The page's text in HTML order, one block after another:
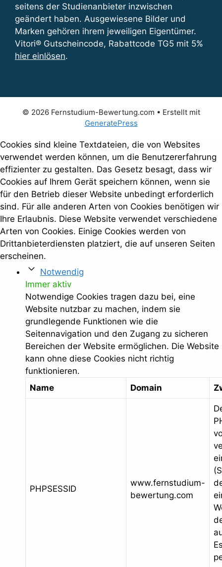
seitens der Studienanbieter inzwischen
geändert haben. Ausgewiesene Bilder und
Marken gehören ihrem jeweiligen Eigentümer.
Vitori® Gutscheincode, Rabattcode TG5 mit 5%
hier einlösen.
© 2026 Fernstudium-Bewertung.com • Erstellt mit
GeneratePress
Cookies sind kleine Textdateien, die von Websites
verwendet werden können, um die Benutzererfahrung
effizienter zu gestalten. Das Gesetz besagt, dass wir
Cookies auf Ihrem Gerät speichern können, wenn sie
für den Betrieb dieser Website unbedingt erforderlich
sind. Für alle anderen Arten von Cookies benötigen wir
Ihre Erlaubnis. Diese Website verwendet verschiedene
Arten von Cookies. Einige Cookies werden von
Drittanbieterdiensten platziert, die auf unseren Seiten
erscheinen.
Notwendig
Immer aktiv
Notwendige Cookies tragen dazu bei, eine
Website nutzbar zu machen, indem sie
grundlegende Funktionen wie die
Seitennavigation und den Zugang zu sicheren
Bereichen der Website ermöglichen. Die Website
kann ohne diese Cookies nicht richtig
funktionieren.
Name
Domain
PHPSESSID
www.fernstudium-
bewertung.com